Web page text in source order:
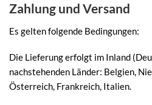
Zahlung und Versand
Es gelten folgende Bedingungen:
Die Lieferung erfolgt im Inland
nachstehenden Länder: Belgien,
Österreich, Frankreich, Italien.